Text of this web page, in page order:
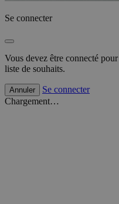
Se connecter
Vous devez être connecté
liste de souhaits.
Annuler
Se connecter
Chargement…